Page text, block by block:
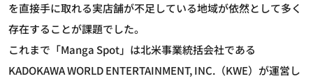
を直接手に取れる実店舗が不足している地域が依然として多く
存在することが課題でした。
これまで「Manga Spot」は北米事業統括会社である
KADOKAWA WORLD ENTERTAINMENT, INC.（KWE）が運営し